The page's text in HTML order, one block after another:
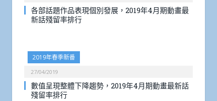
各部話題作品表現個別發展，2019年4月期動畫最
新話殘留率排行
2019年春季新番
27/04/2019
數值呈現整體下降趨勢，2019年4月期動畫最新話
殘留率排行